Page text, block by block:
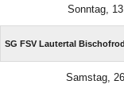
Sonntag,
SG FSV Lautertal
Samstag,